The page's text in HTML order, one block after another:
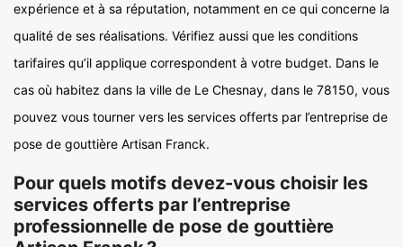
expérience et à sa réputation, notamment en ce qui concerne la
qualité de ses réalisations. Vérifiez aussi que les conditions
tarifaires qu’il applique correspondent à votre budget. Dans le
cas où habitez dans la ville de Le Chesnay, dans le 78150, vous
pouvez vous tourner vers les services offerts par l’entreprise de
pose de gouttière Artisan Franck.
Pour quels motifs devez-vous choisir les
services offerts par l’entreprise
professionnelle de pose de gouttière